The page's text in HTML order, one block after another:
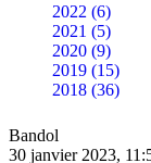
2022 (6)
2021 (5)
2020 (9)
2019 (15)
2018 (36)
Bandol
30 janvier 2023,